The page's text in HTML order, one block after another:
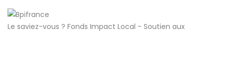
Le saviez-vous ? Fonds Impact Local - Soutien aux